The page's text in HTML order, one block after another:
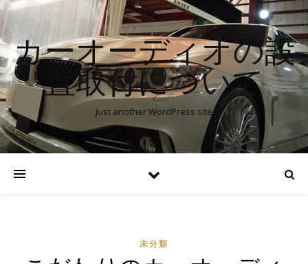
カーオーディオの設
置取付について
Just another WordPress site
未分類